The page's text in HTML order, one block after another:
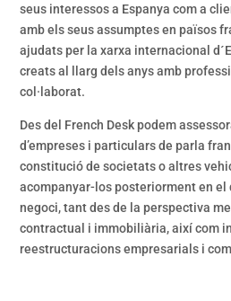
seus interessos a Espanya com a
amb els seus assumptes en països
ajudats per la xarxa internacional
creats al llarg dels anys amb
col·laborat.
Des del French Desk podem
d’empreses i particulars de parla
constitució de societats o altres
acompanyar-los posteriorment en el
negoci, tant des de la perspectiva
contractual i immobiliària, així com
reestructuracions empresarials i